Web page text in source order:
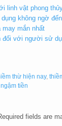
linh vật phong
không ngờ đến
may mắn nhất
đối với người sử
thừ hiện nay,
tiền
fields are